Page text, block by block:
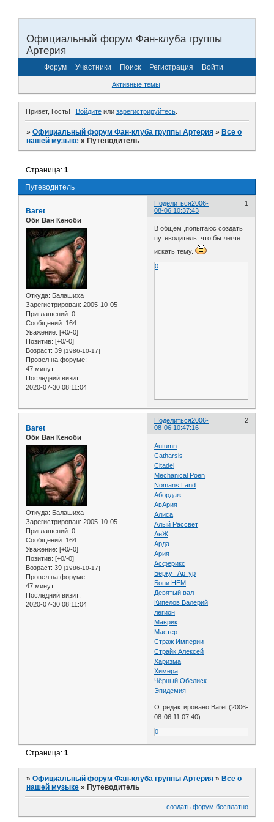
Официальный форум Фан-клуба группы
Артерия
Форум Участники Поиск Регистрация Войти
Активные темы
Привет, Гость! Войдитеили зарегистрируйтесь.
»Официальный форум Фан-клуба группы Артерия »Все о
нашей музыке »Путеводитель
Путеводитель
Страница:1
Поделиться 1
2006-
08-06 10:37:43
Baret
Оби Ван Кеноби
Откуда: Балашиха
Зарегистрирован: 2005-10-05
Приглашений: 0
Сообщений: 164
Уважение: [+0/-0]
Позитив: [+0/-0]
Возраст: 39 [1986-10-17]
Провел на форуме:
47 минут
Последний визит:
2020-07-30 08:11:04
В общем ,попытаюс создать
путеводитель, что бы легче
искать тему.
0
Поделиться 2
2006-
08-06 10:47:16
Baret
Оби Ван Кеноби
Откуда: Балашиха
Зарегистрирован: 2005-10-05
Приглашений: 0
Сообщений: 164
Уважение: [+0/-0]
Позитив: [+0/-0]
Возраст: 39 [1986-10-17]
Провел на форуме:
47 минут
Последний визит:
2020-07-30 08:11:04
Autumn
Catharsis
Citadel
Mechanical Poen
Nomans Land
Абордаж
АвАрия
Алиса
Алый Рассвет
АнЖ
Арда
Ария
Асферикс
Беркут Артур
Бони НЕМ
Девятый вал
Кипелов Валерий
легион
Маврик
Мастер
Страж Империи
Страйк Алексей
Харизма
Химера
Чёрный Обелиск
Эпидемия
Отредактировано Baret (2006-
08-06 11:07:40)
0
Страница:1
»Официальный форум Фан-клуба группы Артерия » Все о
нашей музыке » Путеводитель
создать форум бесплатно